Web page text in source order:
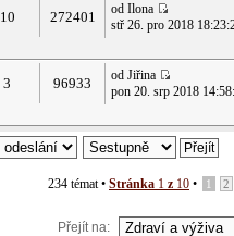
10 272401
od Ilona
stř 26. pro 2018
3 96933
od Jiřina
pon 20. srp 2018
234 témat • Stránka 1 z 10 • 1 2
Přejít na: